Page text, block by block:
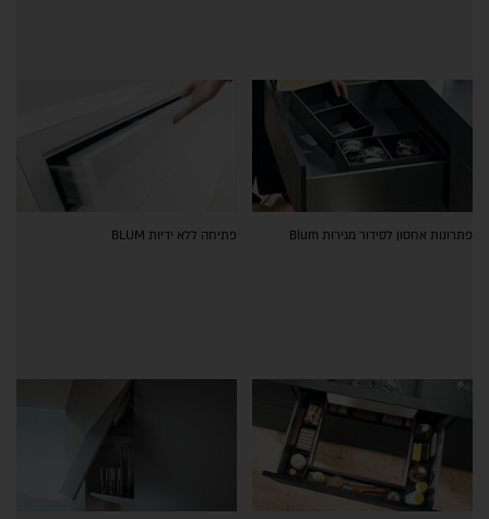
פתרונות אחסון לסידור מגירות Blum פתיחה ללא ידיות BLUM